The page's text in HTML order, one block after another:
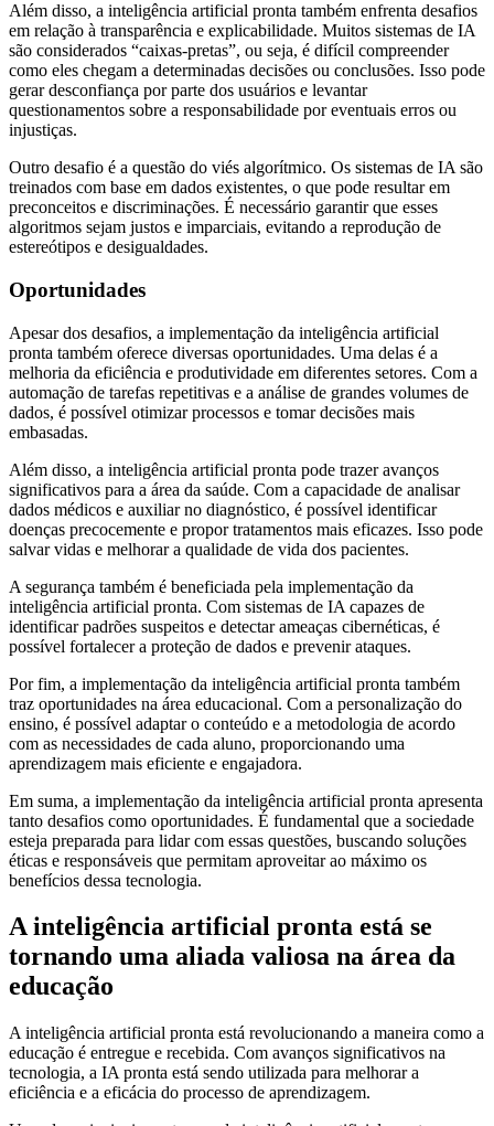
Além disso, a inteligência artificial pronta também enfrenta desafios
em relação à transparência e explicabilidade. Muitos sistemas de IA
são considerados “caixas-pretas”, ou seja, é difícil compreender
como eles chegam a determinadas decisões ou conclusões. Isso pode
gerar desconfiança por parte dos usuários e levantar
questionamentos sobre a responsabilidade por eventuais erros ou
injustiças.
Outro desafio é a questão do viés algorítmico. Os sistemas de IA são
treinados com base em dados existentes, o que pode resultar em
preconceitos e discriminações. É necessário garantir que esses
algoritmos sejam justos e imparciais, evitando a reprodução de
estereótipos e desigualdades.
Oportunidades
Apesar dos desafios, a implementação da inteligência artificial
pronta também oferece diversas oportunidades. Uma delas é a
melhoria da eficiência e produtividade em diferentes setores. Com a
automação de tarefas repetitivas e a análise de grandes volumes de
dados, é possível otimizar processos e tomar decisões mais
embasadas.
Além disso, a inteligência artificial pronta pode trazer avanços
significativos para a área da saúde. Com a capacidade de analisar
dados médicos e auxiliar no diagnóstico, é possível identificar
doenças precocemente e propor tratamentos mais eficazes. Isso pode
salvar vidas e melhorar a qualidade de vida dos pacientes.
A segurança também é beneficiada pela implementação da
inteligência artificial pronta. Com sistemas de IA capazes de
identificar padrões suspeitos e detectar ameaças cibernéticas, é
possível fortalecer a proteção de dados e prevenir ataques.
Por fim, a implementação da inteligência artificial pronta também
traz oportunidades na área educacional. Com a personalização do
ensino, é possível adaptar o conteúdo e a metodologia de acordo
com as necessidades de cada aluno, proporcionando uma
aprendizagem mais eficiente e engajadora.
Em suma, a implementação da inteligência artificial pronta apresenta
tanto desafios como oportunidades. É fundamental que a sociedade
esteja preparada para lidar com essas questões, buscando soluções
éticas e responsáveis que permitam aproveitar ao máximo os
benefícios dessa tecnologia.
A inteligência artificial pronta está se
tornando uma aliada valiosa na área da
educação
A inteligência artificial pronta está revolucionando a maneira como a
educação é entregue e recebida. Com avanços significativos na
tecnologia, a IA pronta está sendo utilizada para melhorar a
eficiência e a eficácia do processo de aprendizagem.